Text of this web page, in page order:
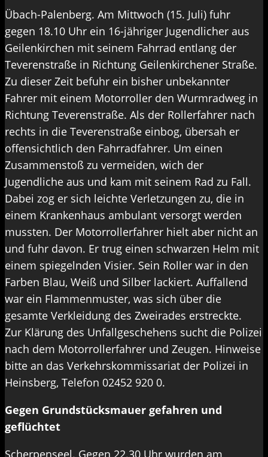
Übach-Palenberg. Am Mittwoch (15. Juli) fuhr
gegen 18.10 Uhr ein 16-jähriger Jugendlicher aus
Geilenkirchen mit seinem Fahrrad entlang der
Teverenstraße in Richtung Geilenkirchener Straße.
Zu dieser Zeit befuhr ein bisher unbekannter
Fahrer mit einem Motorroller den Wurmradweg in
Richtung Teverenstraße. Als der Rollerfahrer nach
rechts in die Teverenstraße einbog, übersah er
offensichtlich den Fahrradfahrer. Um einen
Zusammenstoß zu vermeiden, wich der
Jugendliche aus und kam mit seinem Rad zu Fall.
Dabei zog er sich leichte Verletzungen zu, die in
einem Krankenhaus ambulant versorgt werden
mussten. Der Motorrollerfahrer hielt aber nicht an
und fuhr davon. Er trug einen schwarzen Helm mit
einem spiegelnden Visier. Sein Roller war in den
Farben Blau, Weiß und Silber lackiert. Auffallend
war ein Flammenmuster, was sich über die
gesamte Verkleidung des Zweirades erstreckte.
Zur Klärung des Unfallgeschehens sucht die Polizei
nach dem Motorrollerfahrer und Zeugen. Hinweise
bitte an das Verkehrskommissariat der Polizei in
Heinsberg, Telefon 02452 920 0.
Gegen Grundstücksmauer gefahren und
geflüchtet